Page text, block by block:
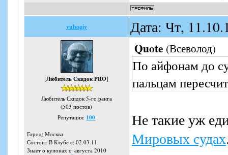
vubogiy Дата: Чт,
[Любитель Скидок PRO]
Любитель Скидок 5-го ранга
(503 постов)
Репутация: 100
Город: Москва
Состоит В Клубе с: 02.03.11
Знает о купонах с: августа 2010
Quote (Всеволод)
По айфонам до
пальцам
Не такие уж
Мировых судах